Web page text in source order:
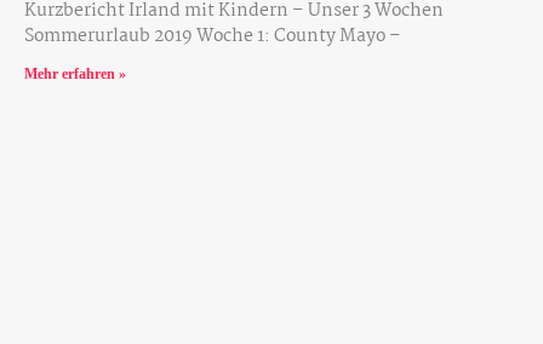
Kurzbericht Irland mit Kindern – Unser 3 Wochen
Sommerurlaub 2019 Woche 1: County Mayo –
Mehr erfahren »